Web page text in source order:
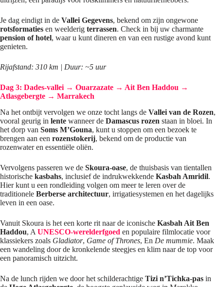
Je dag eindigt in de Vallei Gegevens, bekend om zijn ongewone
rotsformaties en weelderig terrassen. Check in bij uw charmante
pension of hotel, waar u kunt dineren en van een rustige avond kunt
genieten.
Rijafstand: 310 km | Duur: ~5 uur
Dag 3: Dades-vallei → Ouarzazate → Ait Ben Haddou →
Atlasgebergte → Marrakech
Na het ontbijt vervolgen we onze tocht langs de Vallei van de Rozen,
vooral geurig in lente wanneer de Damascus rozen staan ​​in bloei. In
het dorp van Soms M’Gouna, kunt u stoppen om een ​​bezoek te
brengen aan een rozenstokerij, bekend om de productie van
rozenwater en essentiële oliën.
Vervolgens passeren we de Skoura-oase, de thuisbasis van tientallen
historische kasbahs, inclusief de indrukwekkende Kasbah Amridil.
Hier kunt u een rondleiding volgen om meer te leren over de
traditionele Berberse architectuur, irrigatiesystemen en het dagelijks
leven in een oase.
Vanuit Skoura is het een korte rit naar de iconische Kasbah Ait Ben
Haddou, A UNESCO-werelderfgoed en populaire filmlocatie voor
klassiekers zoals Gladiator, Game of Thrones, En De mummie. Maak
een wandeling door de kronkelende steegjes en klim naar de top voor
een panoramisch uitzicht.
Na de lunch rijden we door het schilderachtige Tizi n’Tichka-pas in